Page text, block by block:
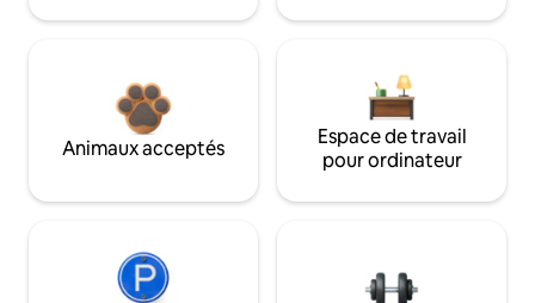
Animaux acceptés
Espace de travail
pour ordinateur